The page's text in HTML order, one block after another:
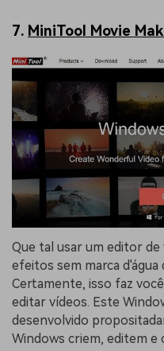
7. MiniTool Movie
Que tal usar um editor
efeitos sem marca
Certamente, isso faz
editar vídeos. Este
desenvolvido
Windows criem, editem e